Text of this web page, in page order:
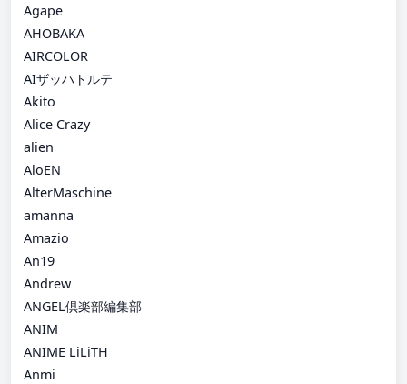
Agape
AHOBAKA
AIRCOLOR
AIザッハトルテ
Akito
Alice Crazy
alien
AloEN
AlterMaschine
amanna
Amazio
An19
Andrew
ANGEL倶楽部編集部
ANIM
ANIME LiLiTH
Anmi